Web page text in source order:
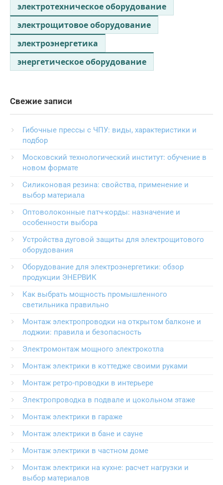
электротехническое оборудование
электрощитовое оборудование
электроэнергетика
энергетическое оборудование
Свежие записи
Гибочные прессы с ЧПУ: виды, характеристики и
подбор
Московский технологический институт: обучение в
новом формате
Силиконовая резина: свойства, применение и
выбор материала
Оптоволоконные патч-корды: назначение и
особенности выбора
Устройства дуговой защиты для электрощитового
оборудования
Оборудование для электроэнергетики: обзор
продукции ЭНЕРВИК
Как выбрать мощность промышленного
светильника правильно
Монтаж электропроводки на открытом балконе и
лоджии: правила и безопасность
Электромонтаж мощного электрокотла
Монтаж электрики в коттедже своими руками
Монтаж ретро-проводки в интерьере
Электропроводка в подвале и цокольном этаже
Монтаж электрики в гараже
Монтаж электрики в бане и сауне
Монтаж электрики в частном доме
Монтаж электрики на кухне: расчет нагрузки и
выбор материалов